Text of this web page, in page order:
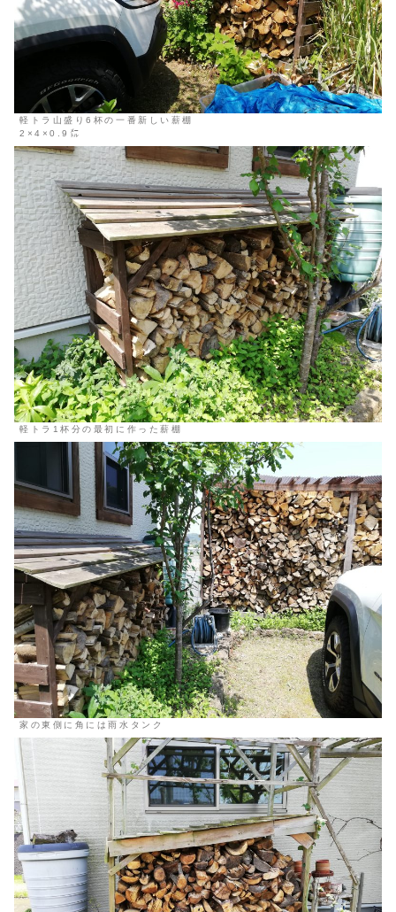
軽トラ山盛り6杯の一番新しい薪棚
2×4×0.9㍍
軽トラ1杯分の最初に作った薪棚
家の東側に角には雨水タンク